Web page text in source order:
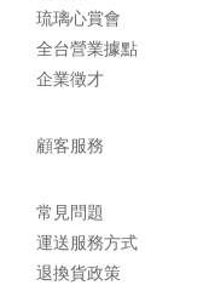
琉璃心賞會
全台營業據點
企業徵才
顧客服務
常見問題
運送服務方式
退換貨政策